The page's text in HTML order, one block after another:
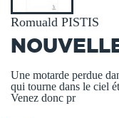
Romuald PISTIS
Une motarde perdue
qui tourne dans le ciel
Venez donc pr